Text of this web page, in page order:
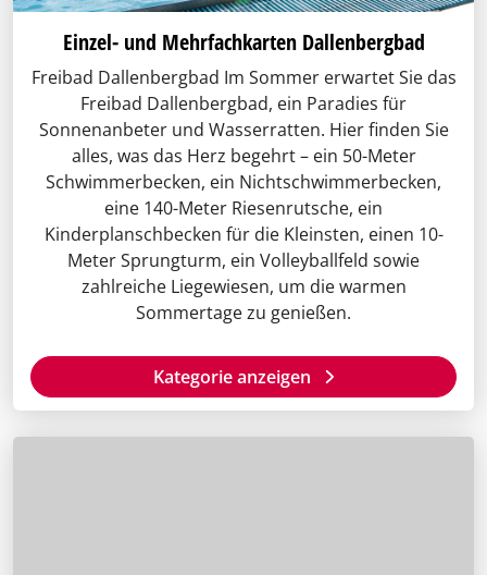
Einzel- und Mehrfachkarten Dallenbergbad
Freibad Dallenbergbad Im Sommer erwartet Sie das
Freibad Dallenbergbad, ein Paradies für
Sonnenanbeter und Wasserratten. Hier finden Sie
alles, was das Herz begehrt – ein 50-Meter
Schwimmerbecken, ein Nichtschwimmerbecken,
eine 140-Meter Riesenrutsche, ein
Kinderplanschbecken für die Kleinsten, einen 10-
Meter Sprungturm, ein Volleyballfeld sowie
zahlreiche Liegewiesen, um die warmen
Sommertage zu genießen.
Kategorie anzeigen